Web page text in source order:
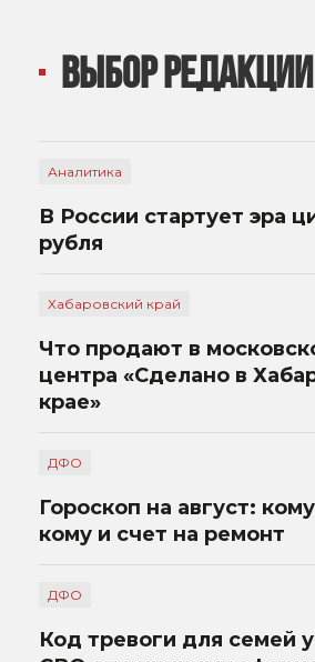
ВЫБОР РЕДАКЦИИ
Аналитика
В России стартует эра
рубля
Хабаровский край
Что продают в
центра «Сделано в
крае»
ДФО
Гороскоп на август:
кому и счет на ремонт
ДФО
Код тревоги для семей